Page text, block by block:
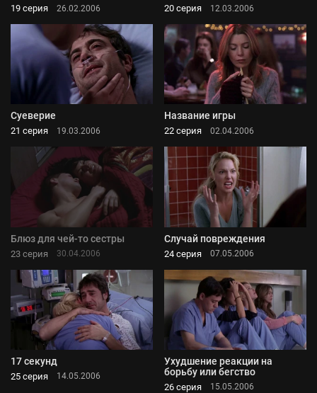
19 серия 26.02.2006 20 серия 12.03.2006
Суеверие
21 серия 19.03.2006
Название игры
22 серия 02.04.2006
Блюз для чей-то сестры
23 серия 30.04.2006
Случай повреждения
24 серия 07.05.2006
17 секунд
25 серия 14.05.2006
Ухудшение реакции на
борьбу или бегство
26 серия 15.05.2006